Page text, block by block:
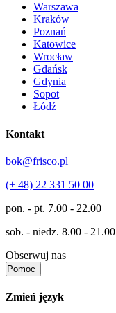
Warszawa
Kraków
Poznań
Katowice
Wrocław
Gdańsk
Gdynia
Sopot
Łódź
Kontakt
bok@frisco.pl
(+ 48) 22 331 50 00
pon. - pt. 7.00 - 22.00
sob. - niedz. 8.00 - 21.00
Obserwuj nas
Pomoc
Zmień język